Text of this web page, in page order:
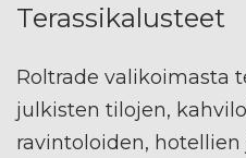
Terassikalusteet
Roltrade valikoimasta
julkisten tilojen,
ravintoloiden, hotellien